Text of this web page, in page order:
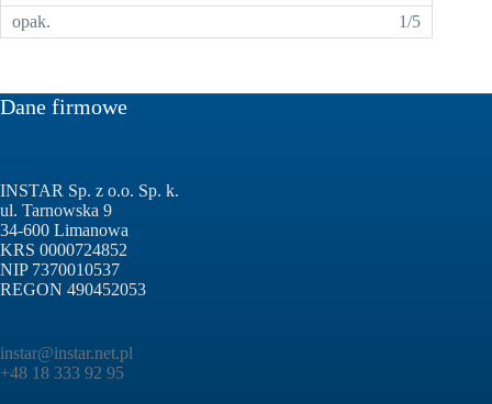
1/5
Dane firmowe
INSTAR Sp. z o.o. Sp. k.
ul. Tarnowska 9
34-600 Limanowa
KRS 0000724852
NIP 7370010537
REGON 490452053
instar@instar.net.pl
+48 18 333 92 95